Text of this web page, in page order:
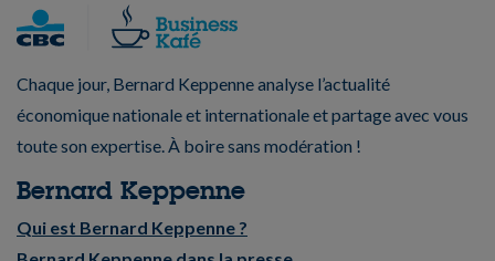
Chaque jour, Bernard Keppenne analyse l’actualité
économique nationale et internationale et partage avec vous
toute son expertise. À boire sans modération !
Bernard Keppenne
Qui est Bernard Keppenne ?